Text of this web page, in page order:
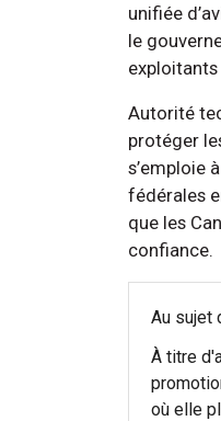
unifiée
le
exploitants
Autorité
protéger
s’emploie
fédérales
que les
confiance.
Au sujet
À titre
où elle